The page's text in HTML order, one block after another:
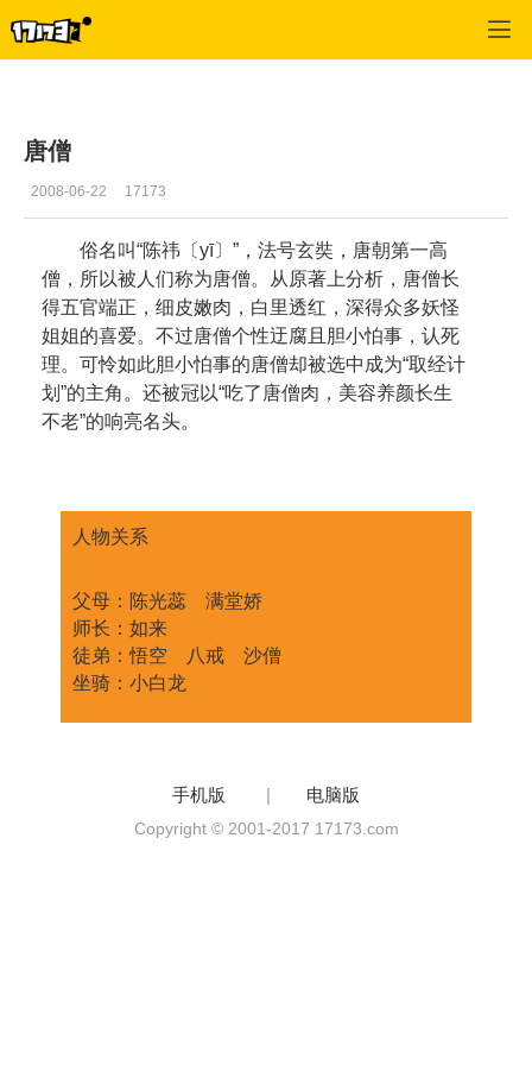
唐僧
2008-06-22 17173
俗名叫“陈祎〔yī〕”，法号玄奘，唐朝第一高
僧，所以被人们称为唐僧。从原著上分析，唐僧长
得五官端正，细皮嫩肉，白里透红，深得众多妖怪
姐姐的喜爱。不过唐僧个性迂腐且胆小怕事，认死
理。可怜如此胆小怕事的唐僧却被选中成为“取经计
划”的主角。还被冠以“吃了唐僧肉，美容养颜长生
不老”的响亮名头。
人物关系
父母：陈光蕊 满堂娇
师长：如来
徒弟：悟空 八戒 沙僧
坐骑：小白龙
手机版 | 电脑版
Copyright © 2001-2017 17173.com